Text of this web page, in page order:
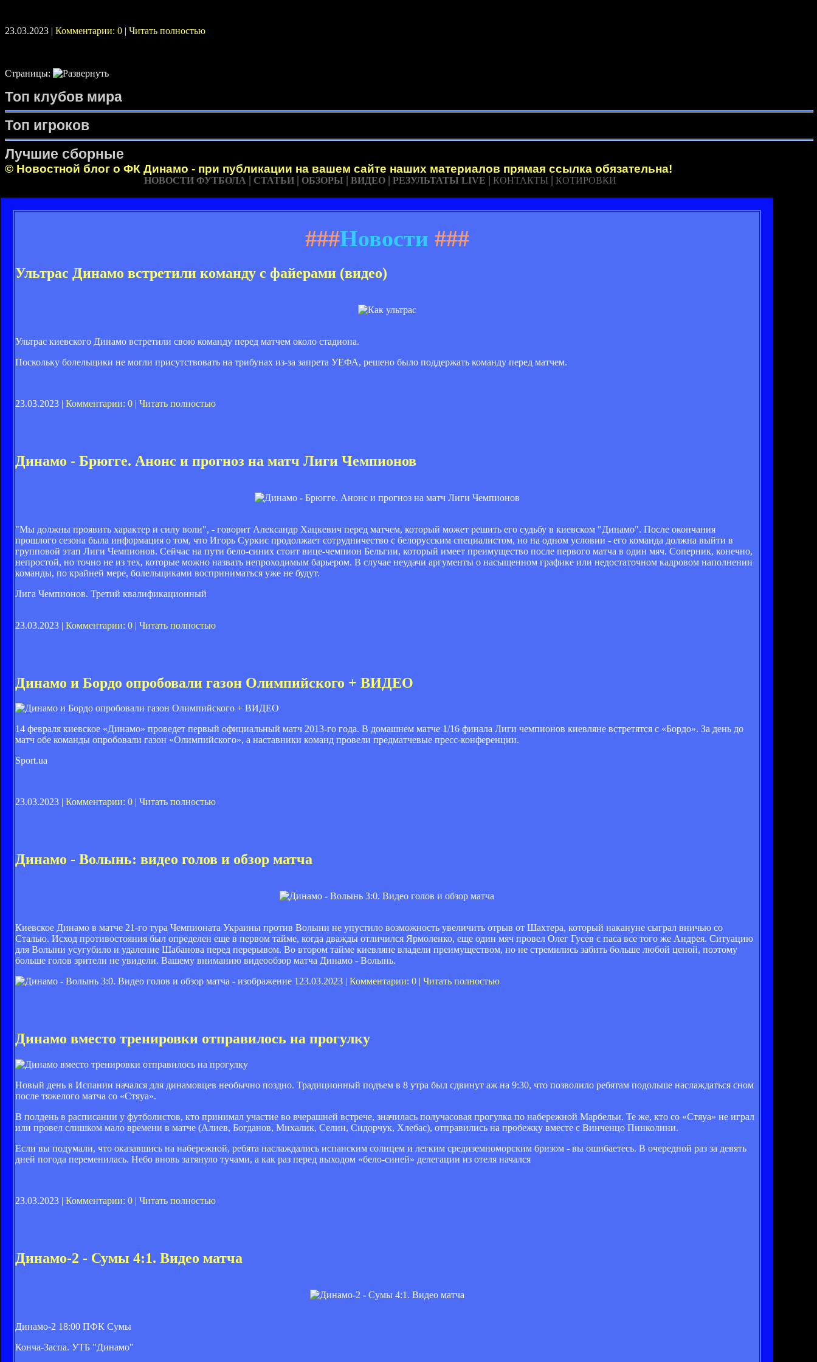
НОВОСТИ ФУТБОЛА | СТАТЬИ | ОБЗОРЫ | ВИДЕО | РЕЗУЛЬТАТЫ LIVE | КОНТАКТЫ | КОТИРОВКИ
###Новости ###
Ультрас Динамо встретили команду с файерами (видео)
Ультрас киевского Динамо встретили свою команду перед матчем около стадиона.
Поскольку болельщики не могли присутствовать на трибунах из-за запрета УЕФА, решено было поддержать команду перед матчем.
23.03.2023 | Комментарии: 0 | Читать полностью
Динамо - Брюгге. Анонс и прогноз на матч Лиги Чемпионов
"Мы должны проявить характер и силу воли", - говорит Александр Хацкевич перед матчем, который может решить его судьбу в киевском "Динамо". После окончания
прошлого сезона была информация о том, что Игорь Суркис продолжает сотрудничество с белорусским специалистом, но на одном условии - его команда должна выйти в
групповой этап Лиги Чемпионов. Сейчас на пути бело-синих стоит вице-чемпион Бельгии, который имеет преимущество после первого матча в один мяч. Соперник, конечно,
непростой, но точно не из тех, которые можно назвать непроходимым барьером. В случае неудачи аргументы о насыщенном графике или недостаточном кадровом наполнении
команды, по крайней мере, болельщиками восприниматься уже не будут.
Лига Чемпионов. Третий квалификационный
23.03.2023 | Комментарии: 0 | Читать полностью
Динамо и Бордо опробовали газон Олимпийского + ВИДЕО
14 февраля киевское «Динамо» проведет первый официальный матч 2013-го года. В домашнем матче 1/16 финала Лиги чемпионов киевляне встретятся с «Бордо». За день до
матч обе команды опробовали газон «Олимпийского», а наставники команд провели предматчевые пресс-конференции.
Sport.ua
23.03.2023 | Комментарии: 0 | Читать полностью
Динамо - Волынь: видео голов и обзор матча
Киевское Динамо в матче 21-го тура Чемпионата Украины против Волыни не упустило возможность увеличить отрыв от Шахтера, который накануне сыграл вничью со
Сталью. Исход противостояния был определен еще в первом тайме, когда дважды отличился Ярмоленко, еще один мяч провел Олег Гусев с паса все того же Андрея. Ситуацию
для Волыни усугубило и удаление Шабанова перед перерывом. Во втором тайме киевляне владели преимуществом, но не стремились забить больше любой ценой, поэтому
больше голов зрители не увидели. Вашему вниманию видеообзор матча Динамо - Волынь.
23.03.2023 | Комментарии: 0 | Читать полностью
Динамо вместо тренировки отправилось на прогулку
Новый день в Испании начался для динамовцев необычно поздно. Традиционный подъем в 8 утра был сдвинут аж на 9:30, что позволило ребятам подольше наслаждаться сном
после тяжелого матча со «Стяуа».
В полдень в расписании у футболистов, кто принимал участие во вчерашней встрече, значилась получасовая прогулка по набережной Марбельи. Те же, кто со «Стяуа» не играл
или провел слишком мало времени в матче (Алиев, Богданов, Михалик, Селин, Сидорчук, Хлебас), отправились на пробежку вместе с Винченцо Пинколини.
Если вы подумали, что оказавшись на набережной, ребята наслаждались испанским солнцем и легким средиземноморским бризом - вы ошибаетесь. В очередной раз за девять
дней погода переменилась. Небо вновь затянуло тучами, а как раз перед выходом «бело-синей» делегации из отеля начался
23.03.2023 | Комментарии: 0 | Читать полностью
Динамо-2 - Сумы 4:1. Видео матча
Динамо-2 18:00 ПФК Сумы
Конча-Заспа. УТБ "Динамо"
23.03.2023 | Комментарии: 0 | Читать полностью
Страницы:
Топ клубов мира
Топ игроков
Лучшие сборные
© Новостной блог о ФК Динамо - при публикации на вашем сайте наших материалов прямая ссылка обязательна!